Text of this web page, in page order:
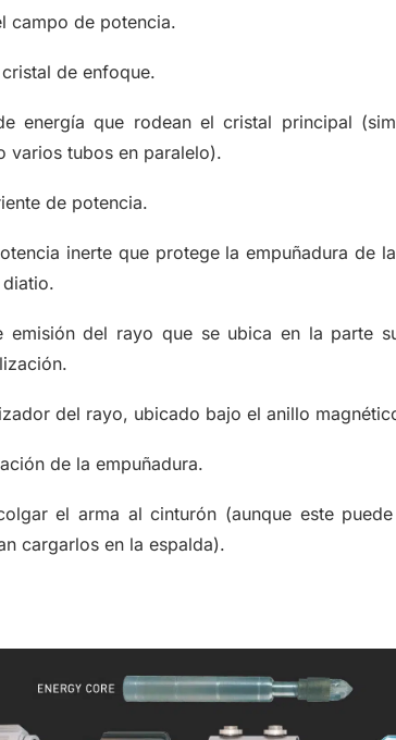
campo de potencia.
de enfoque.
energía que rodean el cristal principal
varios tubos en paralelo).
de potencia.
inerte que protege la empuñadura de
emisión del rayo que se ubica en la parte
del rayo, ubicado bajo el anillo
de la empuñadura.
el arma al cinturón (aunque este
cargarlos en la espalda).